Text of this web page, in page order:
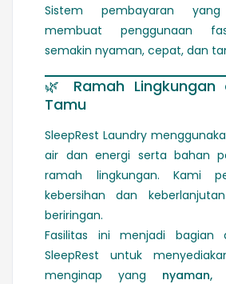
Sistem pembayaran
membuat penggunaan
semakin nyaman, cepat, dan
🌿 Ramah
Tamu
SleepRest Laundry
air dan energi serta bahan
ramah lingkungan. Kami
kebersihan dan
beriringan.
Fasilitas ini menjadi bagian
SleepRest untuk
menginap yang nyaman,